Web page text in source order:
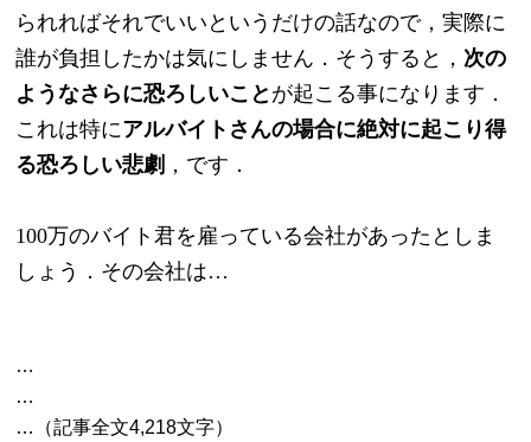
られればそれでいいというだけの話なので，実際に
誰が負担したかは気にしません．そうすると， 次の
ようなさらに恐ろしいこと が起こる事になります．
これは特にアルバイトさんの場合に絶対に起こり得
る恐ろしい悲劇 ，です．
100万のバイト君を雇っている会社があったとしま
しょう．その会社は…
…
…